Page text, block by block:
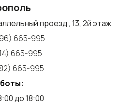
проезд , 13, 2й этаж
665-995
665-995
665-995
до 18:00